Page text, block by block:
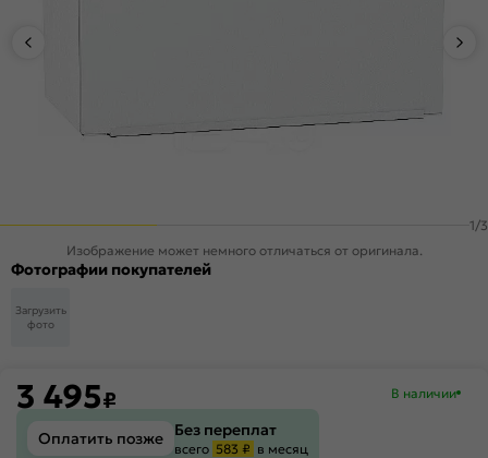
1/3
Изображение может немного отличаться от оригинала.
Фотографии покупателей
Загрузить
фото
3 495₽ В наличии
Оплатить позже Без переплат
всего 583 ₽ в месяц